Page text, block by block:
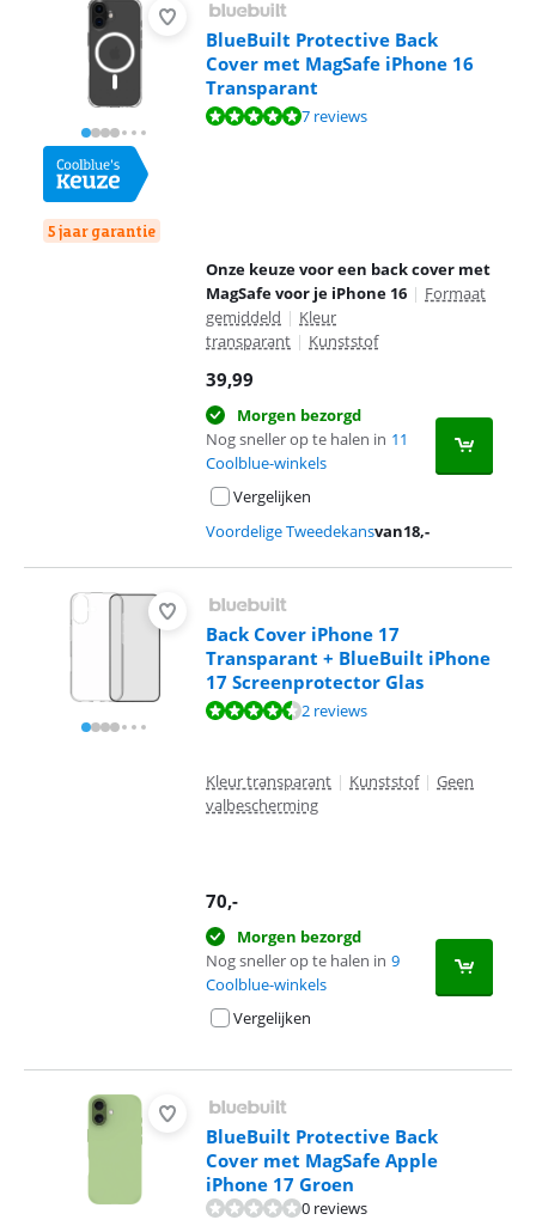
5 jaar garantie
BlueBuilt Protective Back
Cover met MagSafe iPhone 16
Transparant
Beoordeling is 9,8 van de 10, gebaseerd op 7 reviews.
7 reviews
Onze keuze voor een back cover met
MagSafe voor je iPhone 16 | Formaat
gemiddeld | Kleur
transparant | Kunststof
39,99
Morgen bezorgd
Nog sneller op te halen in 11
Coolblue-winkels
Vergelijken
Voordelige Tweedekansvan18,-
Back Cover iPhone 17
Transparant + BlueBuilt iPhone
17 Screenprotector Glas
Beoordeling is 8,8 van de 10, gebaseerd op 2 reviews.
2 reviews
Kleur transparant | Kunststof | Geen
valbescherming
70,-
Morgen bezorgd
Nog sneller op te halen in 9
Coolblue-winkels
Vergelijken
BlueBuilt Protective Back
Cover met MagSafe Apple
iPhone 17 Groen
0 reviews